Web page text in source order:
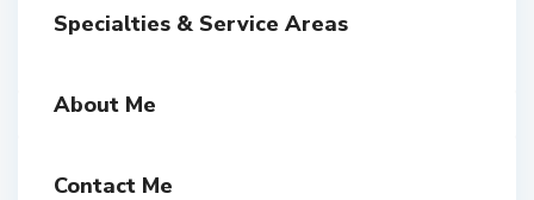
Specialties & Service Areas
About Me
Contact Me